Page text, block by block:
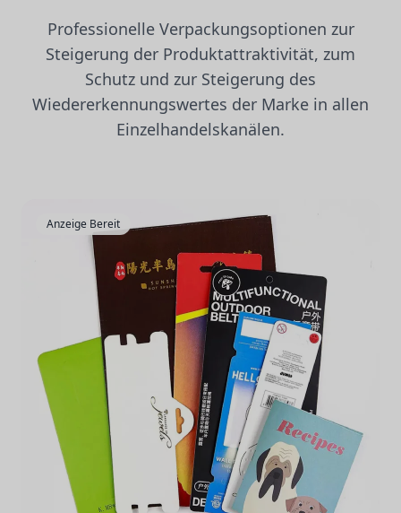
Professionelle Verpackungsoptionen zur
Steigerung der Produktattraktivität, zum
Schutz und zur Steigerung des
Wiedererkennungswertes der Marke in allen
Einzelhandelskanälen.
Anzeige Bereit